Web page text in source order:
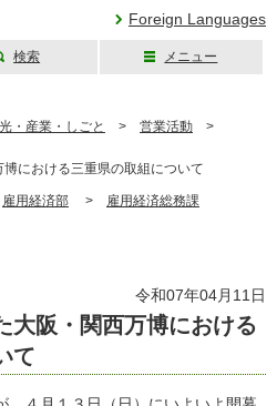
Foreign Languages
検索 メニュー
・産業・しごと > 営業活動 >
における三重県の取組について
雇用経済部 > 雇用経済総務課
令和07年04月11日
大阪・関西万博における
て